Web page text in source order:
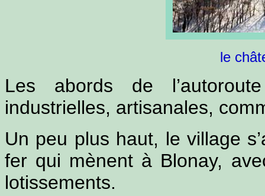
le
Les abords de
industrielles, artisanales,
Un peu plus haut, le village
fer qui mènent à Blonay,
lotissements.